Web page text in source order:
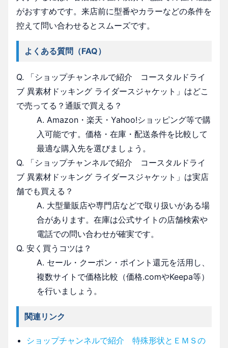
がおすすめです。来店前に型番やカラーなどの条件を
控えて問い合わせるとスムーズです。
よくある質問（FAQ）
Q. 「ショップチャンネルで紹介 コースタルドライ
ブ 異素材ドッキング ライダースジャケット」はどこ
で売ってる？通販で買える？
A. Amazon・楽天・Yahoo!ショッピング等で購
入可能です。価格・在庫・配送条件を比較して
最適な購入先を選びましょう。
Q. 「ショップチャンネルで紹介 コースタルドライ
ブ 異素材ドッキング ライダースジャケット」は実店
舗でも買える？
A. 大型量販店や専門店などで取り扱いがある場
合があります。在庫は公式サイトの店舗検索や
電話での問い合わせが確実です。
Q. 安く買うコツは？
A. セール・クーポン・ポイント還元を活用し、
複数サイトで価格比較（価格.comやKeepa等）
を行いましょう。
関連リンク
ショップチャンネルで紹介 特殊形状とＥＭＳの